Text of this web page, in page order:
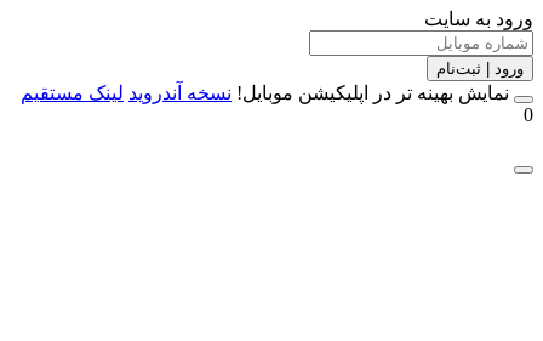
به سایت
| ثبت‌نام
بهینه تر در اپلیکیشن موبایل!نسخه آندروید لینک مستقیم